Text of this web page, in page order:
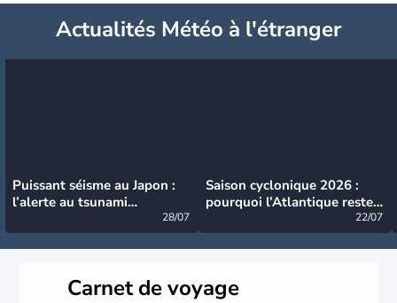
Actualités Météo à l'étranger
Puissant séisme au Japon :
l’alerte au tsunami
28/07
Saison cyclonique 2026 :
pourquoi l’Atlantique reste
22/07
Carnet de voyage